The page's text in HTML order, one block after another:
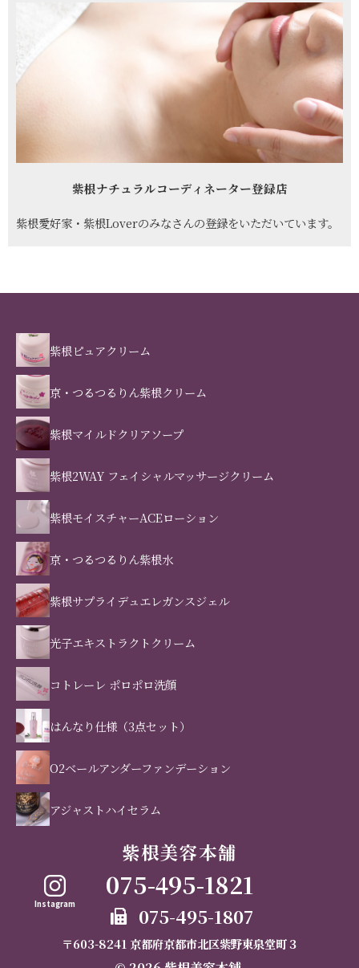
紫根ナチュラルコーディネーター登録店
紫根愛好家・紫根Loverのみなさんの登録をいただいています。
紫根ピュアクリーム
京・つるつるりん紫根クリーム
紫根マイルドクリアソープ
紫根2WAY フェイシャルマッサージクリーム
紫根モイスチャーACEローション
京・つるつるりん紫根水
紫根サプライデュエレガンスジェル
光子エキストラクトクリーム
コトレーレ ポロポロ洗顔
はんなり仕様（3点セット）
O2ベールアンダーファンデーション
アジャストハイセラム
紫根美容本舗
075-495-1821
075-495-1807
〒603-8241 京都府京都市北区紫野東泉堂町３
Instagram